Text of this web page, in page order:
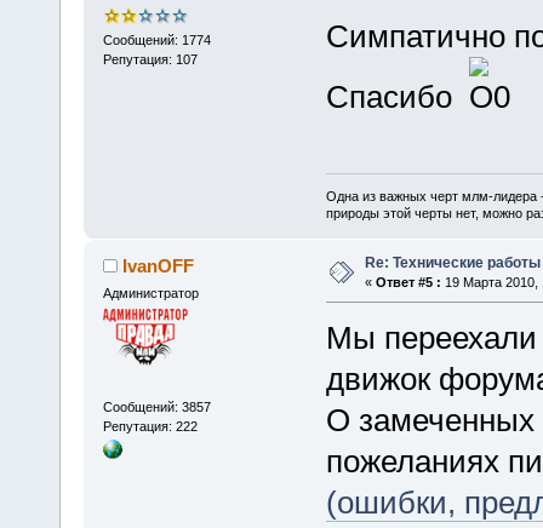
Сообщений: 1774
Репутация: 107
Симпатично
Спасибо
Одна из важных черт млм-лидера
природы этой черты нет, можно
IvanOFF
Администратор
Сообщений: 3857
Репутация: 222
Re: Технические
« Ответ #5 : 19 Марта 2010,
Мы переехали
движок
О замеченных
пожеланиях
(ошибки,